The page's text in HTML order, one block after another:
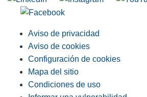
Aviso de privacidad
Aviso de cookies
Configuración de cookies
Mapa del sitio
Condiciones de uso